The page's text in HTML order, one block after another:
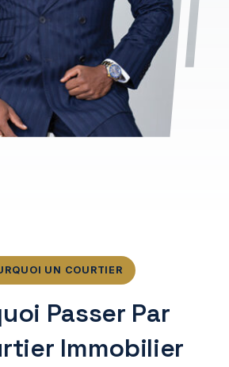
UN COURTIER
Passer Par
Immobilier